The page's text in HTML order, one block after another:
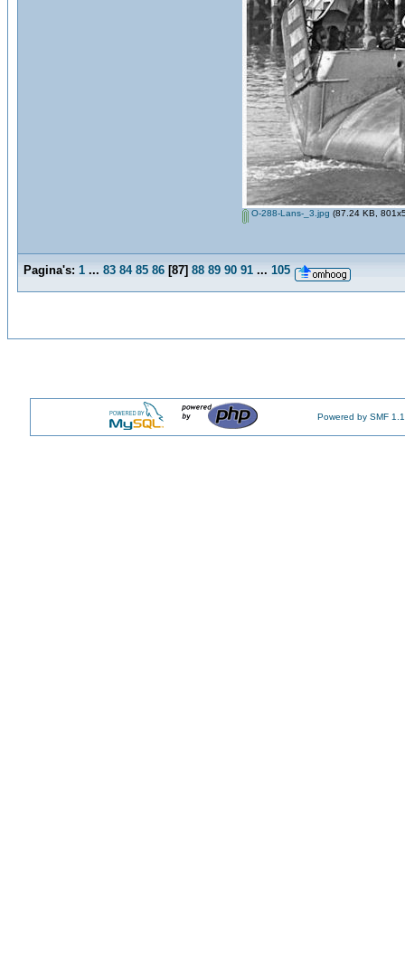
O-288-Lans-_3.jpg (87.24 KB,
Pagina's: 1 ... 83 84 85 86 [87] 88 89 90 91 ... 105
Powered by SMF